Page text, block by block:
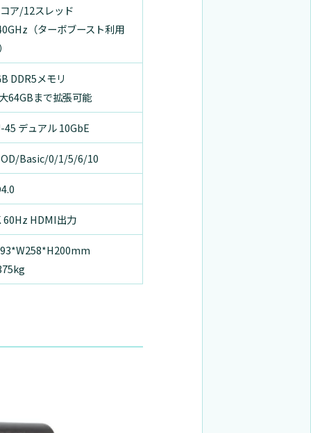
ア/12スレッド
（ターボブースト利用
DDR5メモリ
64GBまで拡張可能
45 デュアル 10GbE
Basic/0/1/5/6/10
60Hz HDMI出力